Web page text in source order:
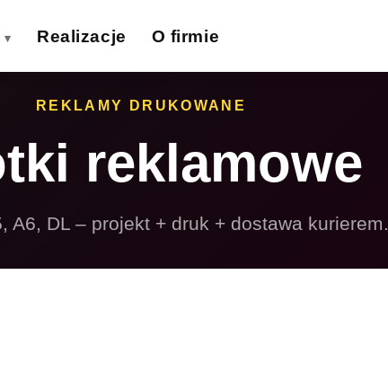
› Ulotki
› Banery wielkoformat.
›
Realizacje O firmie
REKLAMY DRUKOWANE
reklamowe
A6, DL – projekt + druk + dostawa kurierem.